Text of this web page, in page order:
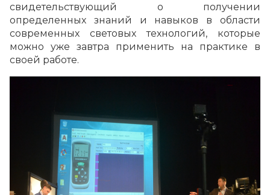
свидетельствующий о получении
определенных знаний и навыков в области
современных световых технологий, которые
можно уже завтра применить на практике в
своей работе.